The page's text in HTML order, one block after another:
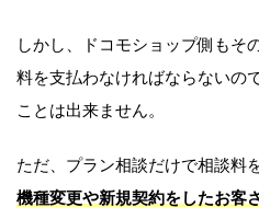
しかし、ドコモショップ側もそ
料を支払わなければならないの
ことは出来ません。
ただ、プラン相談だけで相談料
機種変更や新規契約をしたお客